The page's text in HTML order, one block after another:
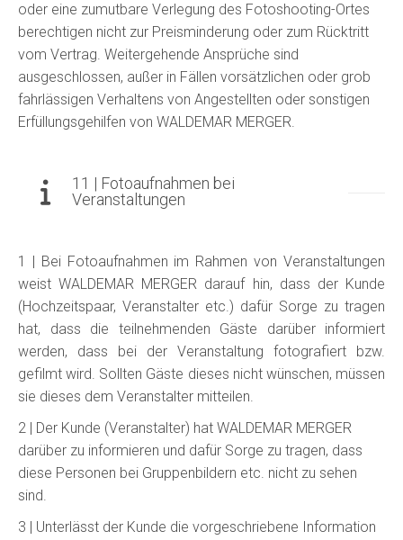
oder eine zumutbare Verlegung des Fotoshooting-Ortes
berechtigen nicht zur Preisminderung oder zum Rücktritt
vom Vertrag. Weitergehende Ansprüche sind
ausgeschlossen, außer in Fällen vorsätzlichen oder grob
fahrlässigen Verhaltens von Angestellten oder sonstigen
Erfüllungsgehilfen von WALDEMAR MERGER.
11 | Fotoaufnahmen bei
Veranstaltungen
1 | Bei Fotoaufnahmen im Rahmen von Veranstaltungen
weist WALDEMAR MERGER darauf hin, dass der Kunde
(Hochzeitspaar, Veranstalter etc.) dafür Sorge zu tragen
hat, dass die teilnehmenden Gäste darüber informiert
werden, dass bei der Veranstaltung fotografiert bzw.
gefilmt wird. Sollten Gäste dieses nicht wünschen, müssen
sie dieses dem Veranstalter mitteilen.
2 | Der Kunde (Veranstalter) hat WALDEMAR MERGER
darüber zu informieren und dafür Sorge zu tragen, dass
diese Personen bei Gruppenbildern etc. nicht zu sehen
sind.
3 | Unterlässt der Kunde die vorgeschriebene Information